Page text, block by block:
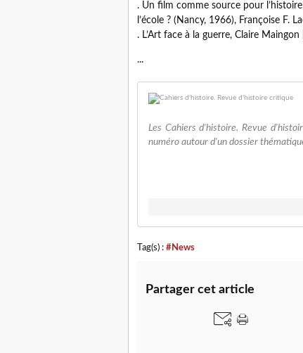
. Un film comme source pour
l’école ? (Nancy, 1966), Françoise F.
. L’Art face à la guerre, Claire Maingon
...
Les Cahiers d'histoire. Revue
numéro autour d'un dossier
Tag(s) : #News
Partager cet article